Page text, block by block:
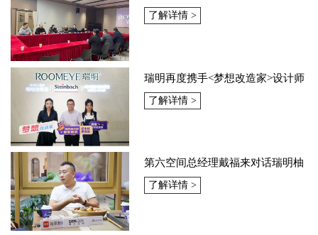
共促建筑行业高质量发展
了解详情 >
瑞明再度携手<梦想改造家>设计师
余颢凌，为家带来绿色健康
了解详情 >
第六空间总经理戴福来对话瑞明柚
木窗，共谈行业发展前景
了解详情 >